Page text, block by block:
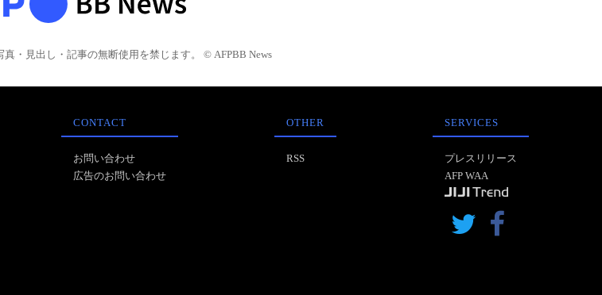
真・見出し・記事の無断使用を禁じます。 © AFPBB News
CONTACT
お問い合わせ
広告のお問い合わせ
OTHER
RSS
SERVICES
プレスリリース
AFP WAA